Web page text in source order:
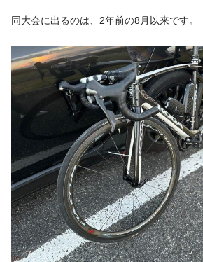
同大会に出るのは、2年前の8月以来です。